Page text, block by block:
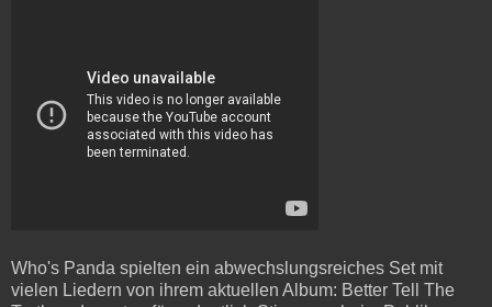
Who's Panda spielten ein abwechslungsreiches Set mit
vielen Liedern von ihrem aktuellen Album: Better Tell The